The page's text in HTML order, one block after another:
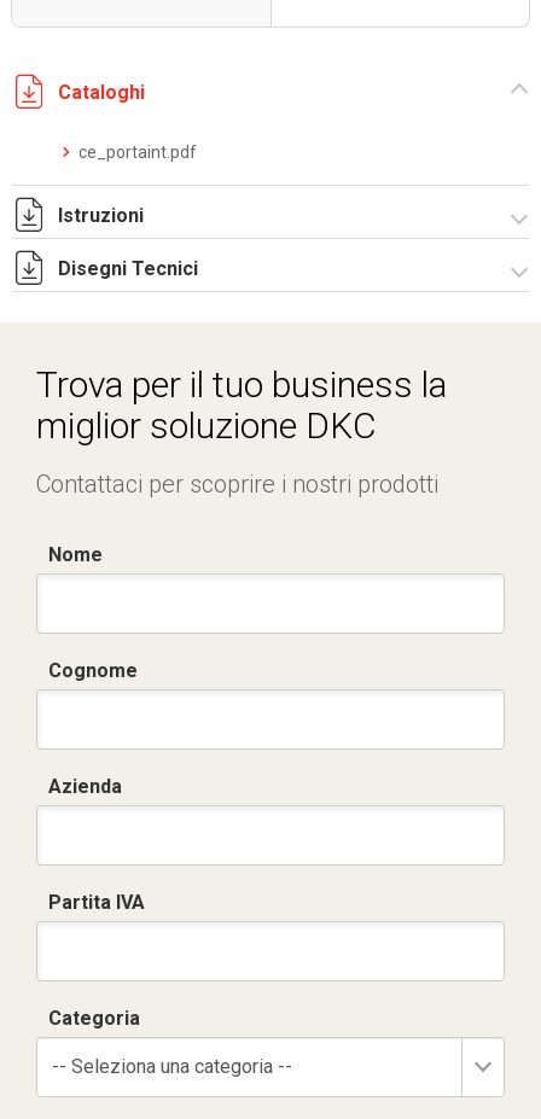
Cataloghi
ce_portaint.pdf
Istruzioni
Istruzioni di montaggio IE_stampa.pdf
Disegni Tecnici
Trova per il tuo business la
miglior soluzione DKC
Contattaci per scoprire i nostri prodotti
Nome
Cognome
Azienda
Partita IVA
Categoria
-- Seleziona una categoria --